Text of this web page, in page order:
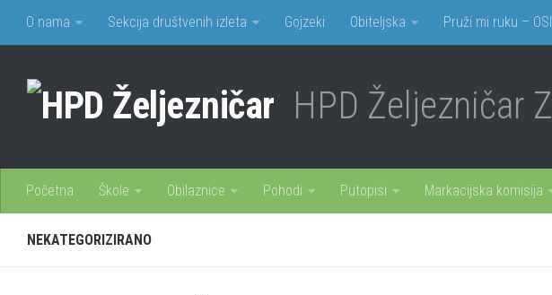
O nama Sekcija društvenih izleta Gojzeki Obiteljska Pruži mi ruku – OSI
HPD Željezničar
Početna Škole Obilaznice Pohodi Putopisi Markacijska komisija
NEKATEGORIZIRANO